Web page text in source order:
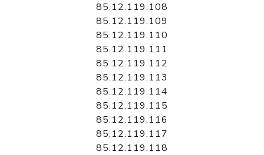
85.12.119.108
85.12.119.109
85.12.119.110
85.12.119.111
85.12.119.112
85.12.119.113
85.12.119.114
85.12.119.115
85.12.119.116
85.12.119.117
85.12.119.118